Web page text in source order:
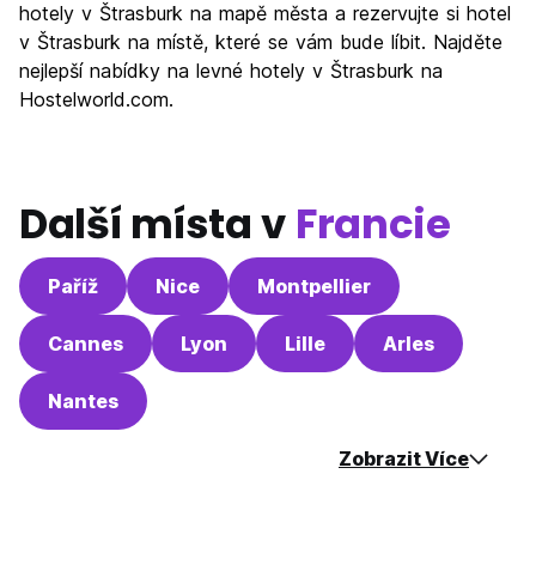
Hodnota za peníze
7.5
hotely v Štrasburk na mapě města a rezervujte si hotel
v Štrasburk na místě, které se vám bude líbit. Najděte
nejlepší nabídky na levné hotely v Štrasburk na
Hostelworld.com.
Další místa v Francie
Paříž Nice Montpellier
Cannes Lyon Lille Arles
Nantes
Zobrazit Více